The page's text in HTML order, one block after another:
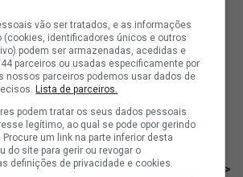
ad
Próximo >
vão ser tratados, e as informações
(cookies, identificadores únicos e outros
podem ser armazenadas, acedidas e
parceiros ou usadas especificamente por
nossos parceiros podemos usar dados de
Lista de parceiros.
podem tratar os seus dados pessoais
legítimo, ao qual se pode opor gerindo
Procure um link na parte inferior desta
do site para gerir ou revogar o
definições de privacidade e cookies.